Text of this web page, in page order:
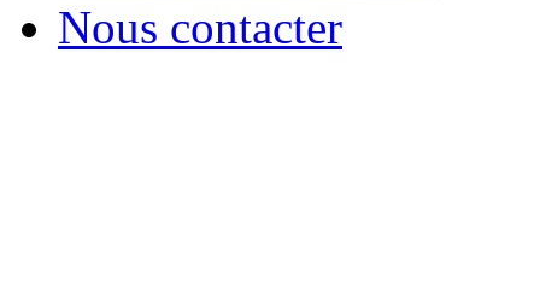
Nous contacter